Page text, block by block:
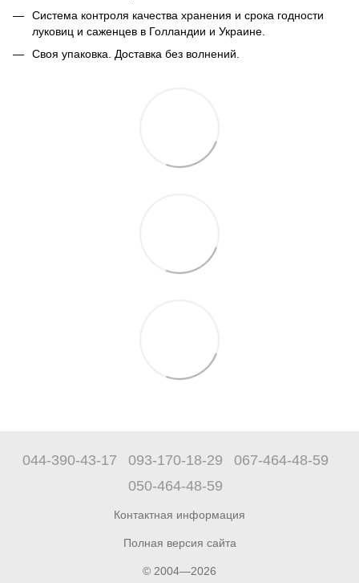
Система контроля качества хранения и срока годности
луковиц и саженцев в Голландии и Украине.
Своя упаковка. Доставка без волнений.
044-390-43-17 093-170-18-29
067-464-48-59
050-464-48-59
Контактная информация
Полная версия сайта
© 2004—2026